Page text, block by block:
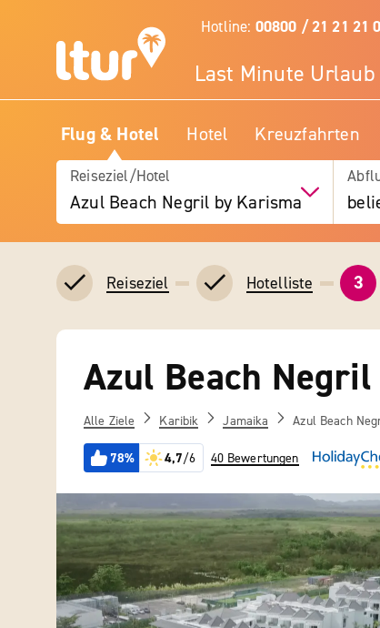
Hotline: 00800 / 21 21 21
Last Minute Urlaub
Flug & Hotel Hotel Kreuzfahrten
Reiseziel/Hotel
Azul Beach Negril by Karisma
Reiseziel Hotelliste 3
Azul Beach
Alle Ziele Karibik Jamaika Azul Beach
78% 4,7/6 40 Bewertungen